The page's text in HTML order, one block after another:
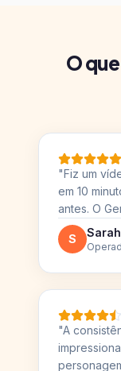
"Fiz um
em 10
antes. O
S
"A
manuais